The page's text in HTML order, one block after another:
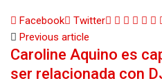
Facebook Twitter Google+
LinkedIn
Previous article
Caroline Aquino es
ser relacionada con